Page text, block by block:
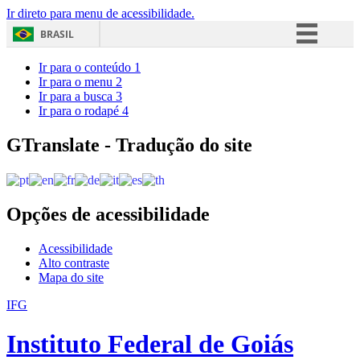
Ir direto para menu de acessibilidade.
BRASIL
Acesso à informação
Ir para o conteúdo 1
Ir para o menu 2
Ir para a busca 3
Ir para o rodapé 4
GTranslate - Tradução do site
Opções de acessibilidade
Acessibilidade
Alto contraste
Mapa do site
IFG
Instituto Federal de Goiás